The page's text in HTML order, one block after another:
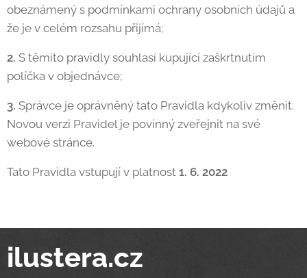
obeznámený s podmínkami ochrany osobních údajů a
že je v celém rozsahu přijímá;
2. S těmito pravidly souhlasí kupující zaškrtnutím
políčka v objednávce;
3. Správce je oprávněný tato Pravidla kdykoliv změnit.
Novou verzi Pravidel je povinný zveřejnit na své
webové stránce.
Tato Pravidla vstupují v platnost 1. 6. 2022
ilustera.cz